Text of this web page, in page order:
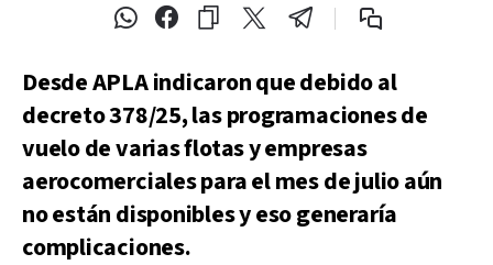
Desde APLA indicaron que debido al
decreto 378/25, las programaciones de
vuelo de varias flotas y empresas
aerocomerciales para el mes de julio aún
no están disponibles y eso generaría
complicaciones.